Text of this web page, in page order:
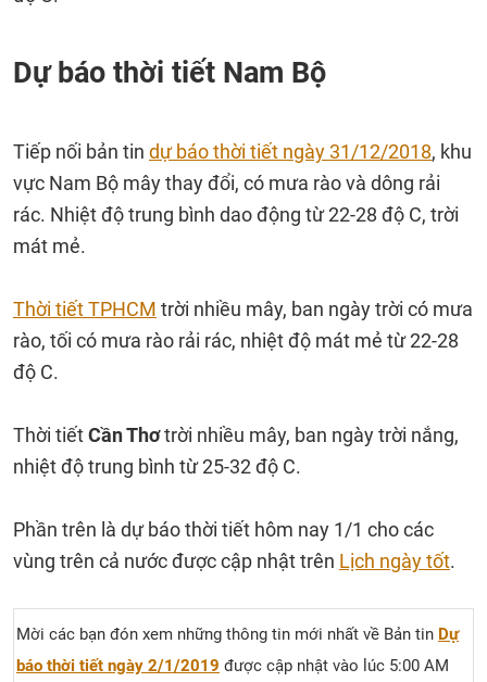
Dự báo thời tiết Nam Bộ
Tiếp nối bản tin dự báo thời tiết ngày 31/12/2018, khu
vực Nam Bộ mây thay đổi, có mưa rào và dông rải
rác. Nhiệt độ trung bình dao động từ 22-28 độ C, trời
mát mẻ.
Thời tiết TPHCM trời nhiều mây, ban ngày trời có mưa
rào, tối có mưa rào rải rác, nhiệt độ mát mẻ từ 22-28
độ C.
Thời tiếtCần Thơtrời nhiều mây, ban ngày trời nắng,
nhiệt độ trung bình từ 25-32 độ C.
Phần trên là dự báo thời tiết hôm nay 1/1 cho các
vùng trên cả nước được cập nhật trên Lịch ngày tốt.
Mời các bạn đón xem những thông tin mới nhất về Bản tin Dự
báo thời tiết ngày 2/1/2019 được cập nhật vào lúc 5:00 AM